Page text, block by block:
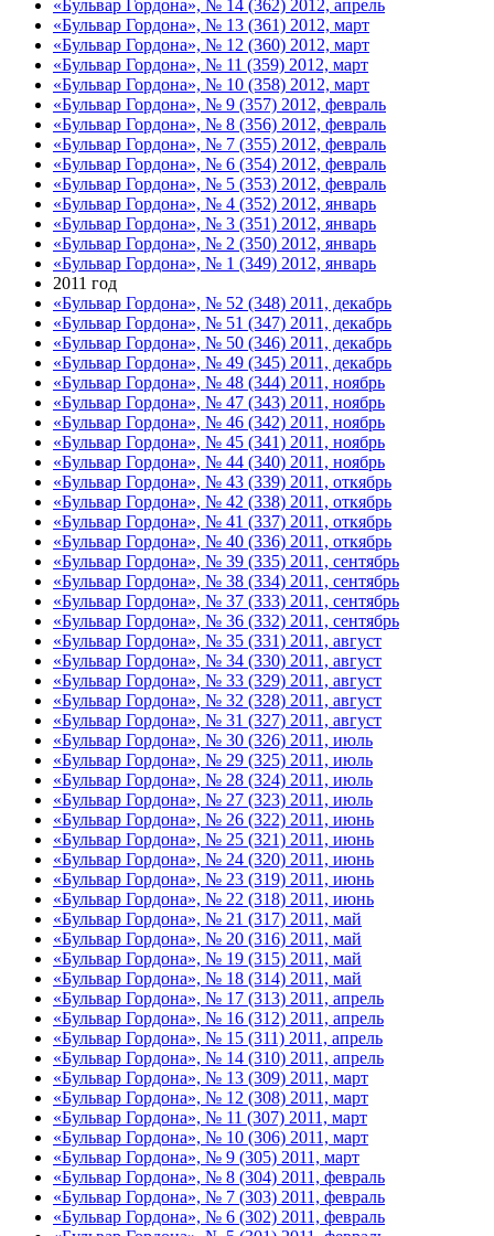
«Бульвар Гордона», № 14 (362) 2012, апрель
«Бульвар Гордона», № 13 (361) 2012, март
«Бульвар Гордона», № 12 (360) 2012, март
«Бульвар Гордона», № 11 (359) 2012, март
«Бульвар Гордона», № 10 (358) 2012, март
«Бульвар Гордона», № 9 (357) 2012, февраль
«Бульвар Гордона», № 8 (356) 2012, февраль
«Бульвар Гордона», № 7 (355) 2012, февраль
«Бульвар Гордона», № 6 (354) 2012, февраль
«Бульвар Гордона», № 5 (353) 2012, февраль
«Бульвар Гордона», № 4 (352) 2012, январь
«Бульвар Гордона», № 3 (351) 2012, январь
«Бульвар Гордона», № 2 (350) 2012, январь
«Бульвар Гордона», № 1 (349) 2012, январь
2011 год
«Бульвар Гордона», № 52 (348) 2011, декабрь
«Бульвар Гордона», № 51 (347) 2011, декабрь
«Бульвар Гордона», № 50 (346) 2011, декабрь
«Бульвар Гордона», № 49 (345) 2011, декабрь
«Бульвар Гордона», № 48 (344) 2011, ноябрь
«Бульвар Гордона», № 47 (343) 2011, ноябрь
«Бульвар Гордона», № 46 (342) 2011, ноябрь
«Бульвар Гордона», № 45 (341) 2011, ноябрь
«Бульвар Гордона», № 44 (340) 2011, ноябрь
«Бульвар Гордона», № 43 (339) 2011, откябрь
«Бульвар Гордона», № 42 (338) 2011, откябрь
«Бульвар Гордона», № 41 (337) 2011, откябрь
«Бульвар Гордона», № 40 (336) 2011, откябрь
«Бульвар Гордона», № 39 (335) 2011, сентябрь
«Бульвар Гордона», № 38 (334) 2011, сентябрь
«Бульвар Гордона», № 37 (333) 2011, сентябрь
«Бульвар Гордона», № 36 (332) 2011, сентябрь
«Бульвар Гордона», № 35 (331) 2011, август
«Бульвар Гордона», № 34 (330) 2011, август
«Бульвар Гордона», № 33 (329) 2011, август
«Бульвар Гордона», № 32 (328) 2011, август
«Бульвар Гордона», № 31 (327) 2011, август
«Бульвар Гордона», № 30 (326) 2011, июль
«Бульвар Гордона», № 29 (325) 2011, июль
«Бульвар Гордона», № 28 (324) 2011, июль
«Бульвар Гордона», № 27 (323) 2011, июль
«Бульвар Гордона», № 26 (322) 2011, июнь
«Бульвар Гордона», № 25 (321) 2011, июнь
«Бульвар Гордона», № 24 (320) 2011, июнь
«Бульвар Гордона», № 23 (319) 2011, июнь
«Бульвар Гордона», № 22 (318) 2011, июнь
«Бульвар Гордона», № 21 (317) 2011, май
«Бульвар Гордона», № 20 (316) 2011, май
«Бульвар Гордона», № 19 (315) 2011, май
«Бульвар Гордона», № 18 (314) 2011, май
«Бульвар Гордона», № 17 (313) 2011, апрель
«Бульвар Гордона», № 16 (312) 2011, апрель
«Бульвар Гордона», № 15 (311) 2011, апрель
«Бульвар Гордона», № 14 (310) 2011, апрель
«Бульвар Гордона», № 13 (309) 2011, март
«Бульвар Гордона», № 12 (308) 2011, март
«Бульвар Гордона», № 11 (307) 2011, март
«Бульвар Гордона», № 10 (306) 2011, март
«Бульвар Гордона», № 9 (305) 2011, март
«Бульвар Гордона», № 8 (304) 2011, февраль
«Бульвар Гордона», № 7 (303) 2011, февраль
«Бульвар Гордона», № 6 (302) 2011, февраль